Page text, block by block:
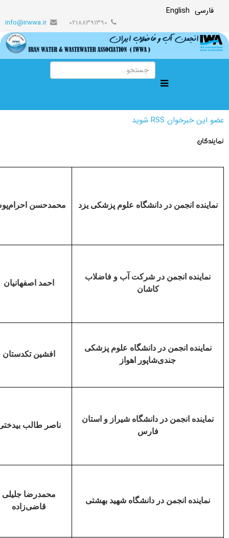
فارسی English
info@irwwa.ir
عضو این خبرخوان RSS شوید
نمایندگان
نماینده انجمن در دانشگاه علوم پزشکی یزد محمدحسن
نماینده انجمن در شرکت آب و فاضلاب
کاشان
احمد اصفهانیان
نماینده انجمن در دانشگاه علوم پزشکی
جندیشاپور اهواز
افشین تکدستان
نماینده انجمن در دانشگاه شیراز و استان
فارس
ناصر طالب
نماینده انجمن در دانشگاه شهید بهشتی
محمدرضا جلیلی
قاضی‌زاده